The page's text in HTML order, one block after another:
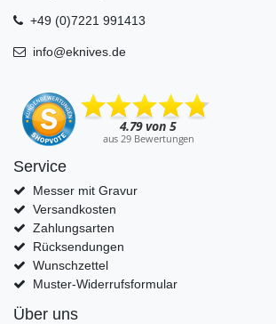
+49 (0)7221 991413
info@eknives.de
Service
Messer mit Gravur
Versandkosten
Zahlungsarten
Rücksendungen
Wunschzettel
Muster-Widerrufsformular
Über uns